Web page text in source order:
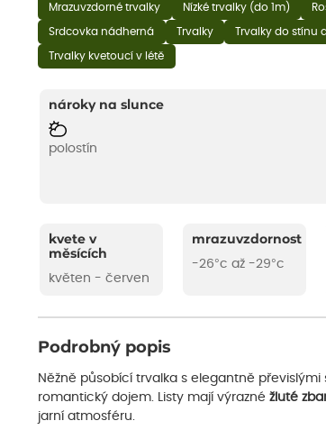
Mrazuvzdorné trvalky Nízké trvalky (do 1m)
Srdcovka nádherná Trvalky Trvalky do stínu
Trvalky kvetoucí v létě
nároky na slunce
polostín
kvete v
měsících
květen - červen
mrazuvzdornost
-26°c až -29°c
Podrobný popis
Něžně působící trvalka s elegantně
romantický dojem. Listy mají výrazné žluté
jarní atmosféru.